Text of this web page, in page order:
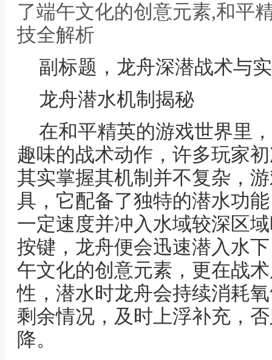
了端午文化的创意元素,和平
技全解析
副标题，龙舟深潜战术与
龙舟潜水机制揭秘
在和平精英的游戏世界里
趣味的战术动作，许多玩家
其实掌握其机制并不复杂，
具，它配备了独特的潜水功
一定速度并冲入水域较深区
按键，龙舟便会迅速潜入水
午文化的创意元素，更在战
性，潜水时龙舟会持续消耗
剩余情况，及时上浮补充，
降。